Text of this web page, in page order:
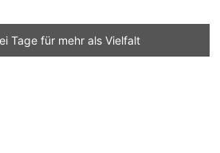
Tage für mehr als Vielfalt